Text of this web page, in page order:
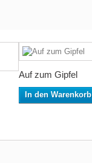
Auf zum Gipfel
In den Warenkorb